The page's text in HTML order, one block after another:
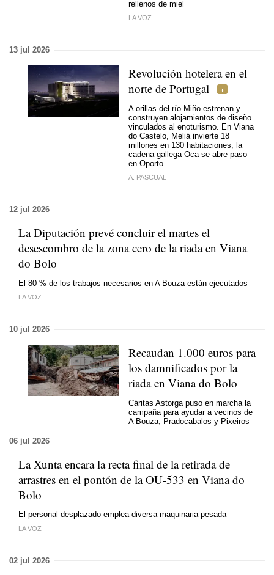
rellenos de miel
LA VOZ
13 jul 2026
Revolución hotelera en el
norte de Portugal
A orillas del río Miño estrenan y
construyen alojamientos de diseño
vinculados al enoturismo. En Viana
do Castelo, Meliá invierte 18
millones en 130 habitaciones; la
cadena gallega Oca se abre paso
en Oporto
A. PASCUAL
12 jul 2026
La Diputación prevé concluir el martes el
desescombro de la zona cero de la riada en Viana
do Bolo
El 80 % de los trabajos necesarios en A Bouza están ejecutados
LA VOZ
10 jul 2026
Recaudan 1.000 euros para
los damnificados por la
riada en Viana do Bolo
Cáritas Astorga puso en marcha la
campaña para ayudar a vecinos de
A Bouza, Pradocabalos y Pixeiros
06 jul 2026
La Xunta encara la recta final de la retirada de
arrastres en el pontón de la OU-533 en Viana do
Bolo
El personal desplazado emplea diversa maquinaria pesada
LA VOZ
02 jul 2026